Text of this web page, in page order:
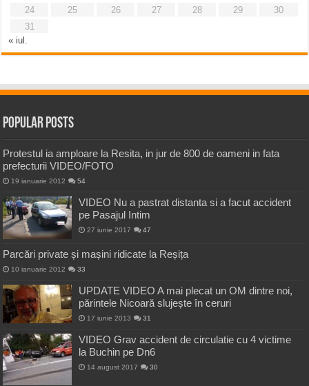
24
25 26 27 28 29
30
31
« iul.
Popular Posts
Protestul ia amploare la Resita, in jur de 800 de oameni in fata
prefecturii VIDEO/FOTO
19 ianuarie 2012 54
VIDEO Nu a pastrat distanta si a facut accident
pe Pasajul Intim
27 iunie 2017 47
Parcări private și mașini ridicate la Reșița
10 ianuarie 2012 33
UPDATE VIDEO A mai plecat un OM dintre noi,
părintele Nicoară slujește în ceruri
17 iunie 2013 31
VIDEO Grav accident de circulatie cu 4 victime
la Buchin pe Dn6
14 august 2017 30